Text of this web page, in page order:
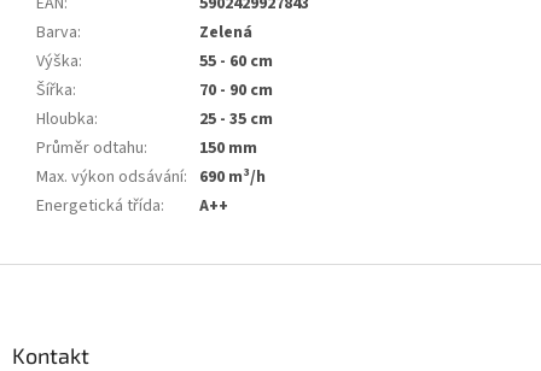
Barva:
Zelená
Výška:
55 - 60 cm
Šířka:
70 - 90 cm
Hloubka:
25 - 35 cm
Průměr odtahu:
150 mm
Max. výkon odsávání: 690 m³/h
Energetická třída: A++
Kontakt